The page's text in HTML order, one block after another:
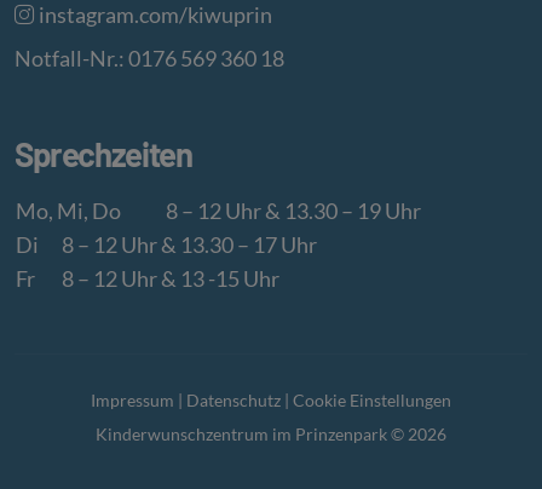
instagram.com/kiwuprin
Notfall-Nr.: 0176 569 360 18
Sprechzeiten
Mo, Mi, Do
8 – 12 Uhr & 13.30 – 19 Uhr
Di
8 – 12 Uhr & 13.30 – 17 Uhr
Fr
8 – 12 Uhr & 13 -15 Uhr
Impressum | Datenschutz | Cookie Einstellungen
Kinderwunschzentrum im Prinzenpark © 2026